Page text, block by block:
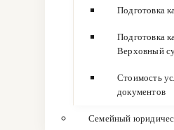
Подготовка
Подготовка
Верховный
Стоимость
документов
Семейный